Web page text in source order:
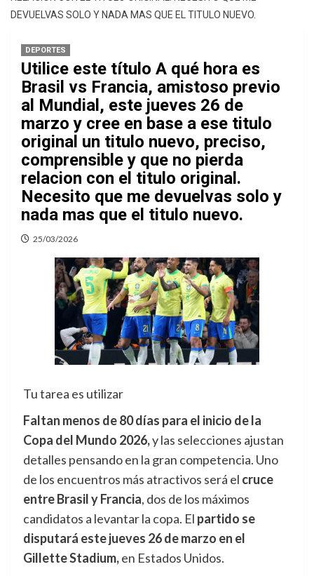
DEVUELVAS SOLO Y NADA MAS QUE EL TITULO NUEVO.
DEPORTES
Utilice este título A qué hora es
Brasil vs Francia, amistoso previo
al Mundial, este jueves 26 de
marzo y cree en base a ese titulo
original un titulo nuevo, preciso,
comprensible y que no pierda
relacion con el titulo original.
Necesito que me devuelvas solo y
nada mas que el titulo nuevo.
25/03/2026
Tu tarea es utilizar
Faltan menos de 80 días para el inicio de la
Copa del Mundo 2026,y las selecciones ajustan
detalles pensando en la gran competencia. Uno
de los encuentros más atractivos será el cruce
entre Brasil y Francia, dos de los máximos
candidatos a levantar la copa. El partido se
disputará este jueves 26 de marzo en el
Gillette Stadium,en Estados Unidos.